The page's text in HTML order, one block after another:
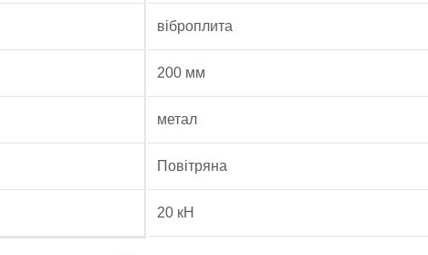
віброплита
200 мм
метал
Повітряна
20 кН